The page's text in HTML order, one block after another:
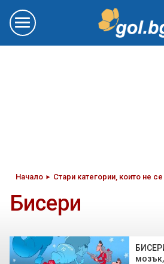
Начало Стари категории, които не
Бисери